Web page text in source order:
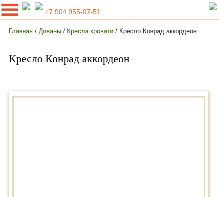
+7 904 955-07-51
Главная / Диваны / Кресла кровати / Кресло Конрад аккордеон
Кресло Конрад аккордеон